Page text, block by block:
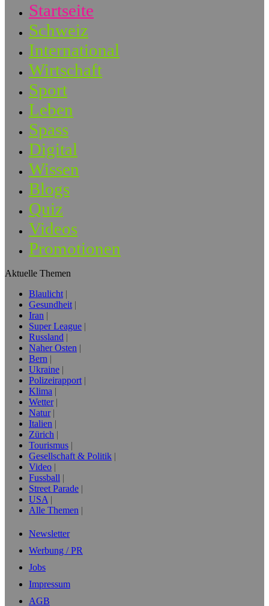
Startseite
Schweiz
International
Wirtschaft
Sport
Leben
Spass
Digital
Wissen
Blogs
Quiz
Videos
Promotionen
Aktuelle Themen
Blaulicht
Gesundheit
Iran
Super League
Russland
Naher Osten
Bern
Ukraine
Polizeirapport
Klima
Wetter
Natur
Italien
Zürich
Tourismus
Gesellschaft & Politik
Video
Fussball
Street Parade
USA
Alle Themen
Newsletter
Werbung / PR
Jobs
Impressum
AGB